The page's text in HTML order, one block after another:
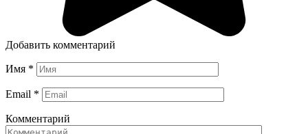
Добавить комментарий
Имя *
Email *
Комментарий